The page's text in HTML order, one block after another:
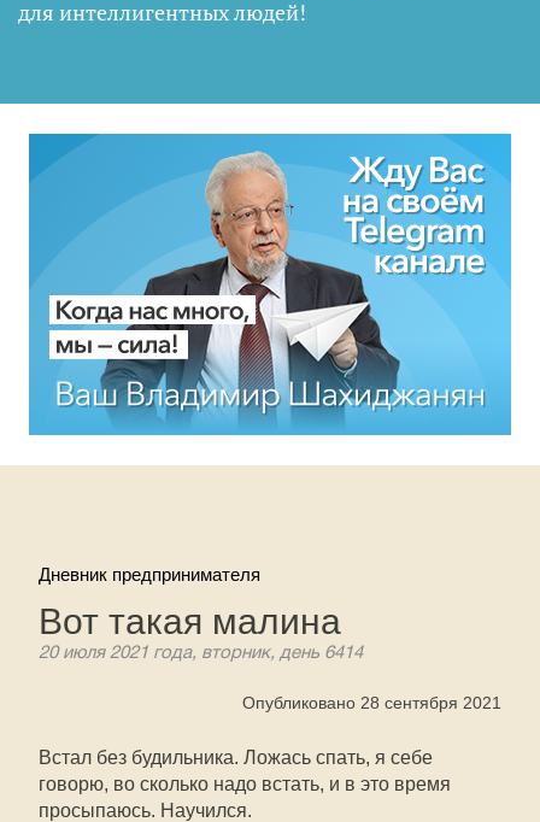
для интеллигентных людей!
Дневник предпринимателя
Вот такая малина
20 июля 2021 года, вторник, день 6414
Опубликовано 28 сентября 2021
Встал без будильника. Ложась спать, я себе
говорю, во сколько надо встать, и в это время
просыпаюсь. Научился.